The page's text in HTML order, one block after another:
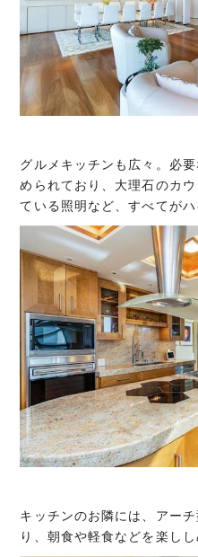
グルメキッチンも広々。必
められており、大理石のカ
ている照明など、すべてがハ
キッチンのお隣には、アー
り、朝食や軽食などを楽し